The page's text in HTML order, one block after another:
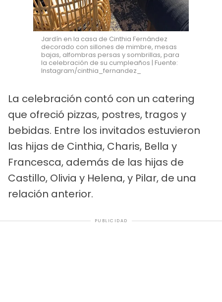
Jardín en la casa de Cinthia Fernández
decorado con sillones de mimbre, mesas
bajas, alfombras persas y sombrillas, para
la celebración de su cumpleaños | Fuente:
Instagram/cinthia_fernandez_
La celebración contó con un catering
que ofreció pizzas, postres, tragos y
bebidas. Entre los invitados estuvieron
las hijas de Cinthia, Charis, Bella y
Francesca, además de las hijas de
Castillo, Olivia y Helena, y Pilar, de una
relación anterior.
PUBLICIDAD